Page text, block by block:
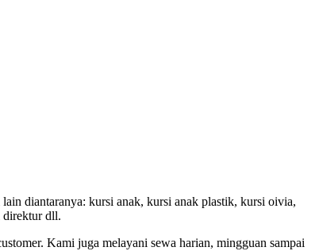
diantaranya: kursi anak, kursi anak plastik, kursi oivia,
direktur dll.
Kami juga melayani sewa harian, mingguan sampai